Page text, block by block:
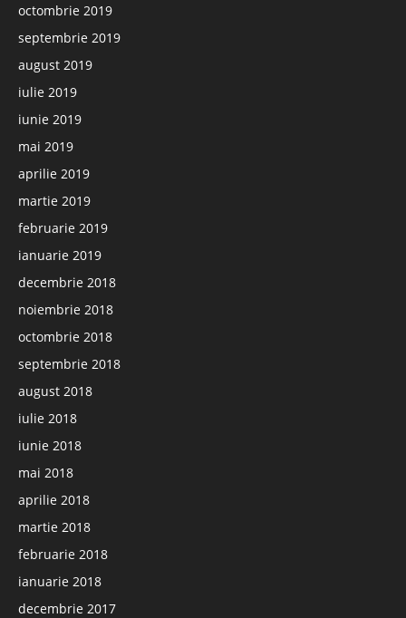
octombrie 2019
septembrie 2019
august 2019
iulie 2019
iunie 2019
mai 2019
aprilie 2019
martie 2019
februarie 2019
ianuarie 2019
decembrie 2018
noiembrie 2018
octombrie 2018
septembrie 2018
august 2018
iulie 2018
iunie 2018
mai 2018
aprilie 2018
martie 2018
februarie 2018
ianuarie 2018
decembrie 2017